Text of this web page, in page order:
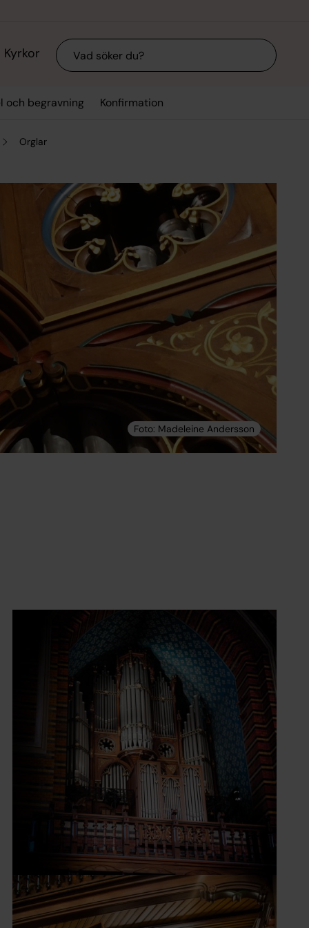
Kyrkor Sök
och begravning Konfirmation
Orglar